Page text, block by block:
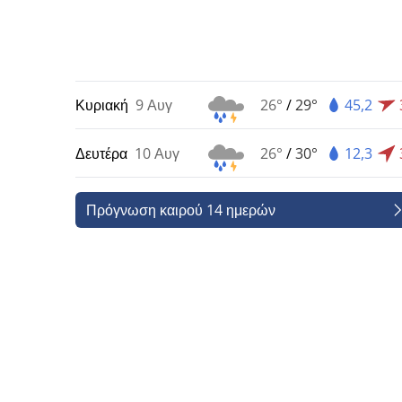
Κυριακή 9 Αυγ 26° /29° 45,2
Δευτέρα 10 Αυγ 26° /30° 12,3
Πρόγνωση καιρού 14 ημερών